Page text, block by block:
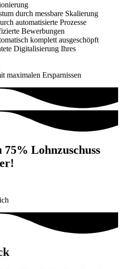
durch messbare Skalierung
automatisierte Prozesse
Bewerbungen
komplett ausgeschöpft
Digitalisierung Ihres
maximalen Ersparnissen
Lohnzuschuss